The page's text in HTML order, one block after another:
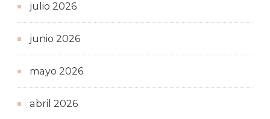
julio 2026
junio 2026
mayo 2026
abril 2026